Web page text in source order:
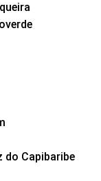
do Capibaribe